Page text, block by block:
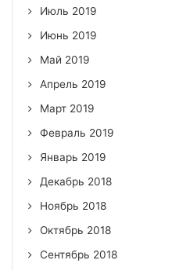
Июль 2019
Июнь 2019
Май 2019
Апрель 2019
Март 2019
Февраль 2019
Январь 2019
Декабрь 2018
Ноябрь 2018
Октябрь 2018
Сентябрь 2018